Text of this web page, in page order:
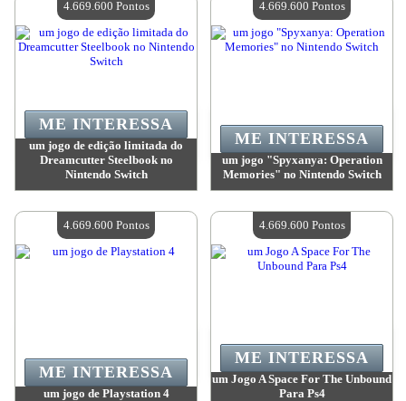
um jogo de edição limitada do
Dreamcutter Steelbook no
Nintendo Switch
Quantidade disponível:4
ME INTERESSA
4.669.600 Pontos
um jogo "Spyxanya: Operation
Memories" no Nintendo Switch
Quantidade disponível:4
ME INTERESSA
4.669.600 Pontos
um jogo de Playstation 4
ME INTERESSA
4.669.600 Pontos
um Jogo A Space For The Unbound
Para Ps4
ME INTERESSA
4.669.600 Pontos